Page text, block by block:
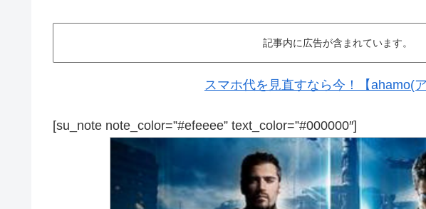
記事内に広告が含まれています。
スマホ代を見直すなら今！【ahamo(ア
[su_note note_color=”#efeeee” text_color=”#000000″]